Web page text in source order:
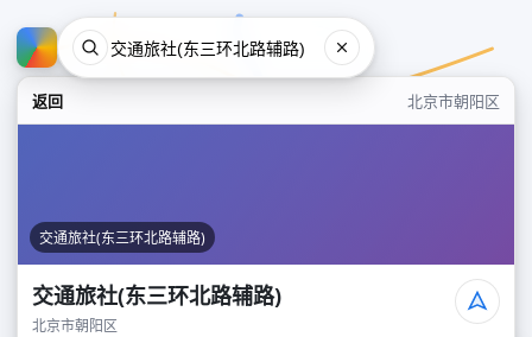
返回 北京市朝阳区
交通旅社(东三环北路辅路)
交通旅社(东三环北路辅路)
北京市朝阳区